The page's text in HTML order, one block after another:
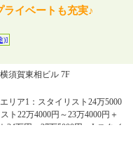
ライベートも充実♪
)]
須賀東相ビル 7F
リア1：スタイリスト24万5000
ト22万4000円～23万4000円＋
万円～27万5000円、Jrスタイ